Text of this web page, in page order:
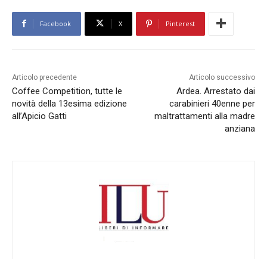
Facebook X Pinterest
Articolo precedente
Coffee Competition, tutte le
novità della 13esima edizione
all’Apicio Gatti
Articolo successivo
Ardea. Arrestato dai
carabinieri 40enne per
maltrattamenti alla madre
anziana